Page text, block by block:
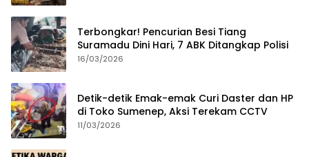
Terbongkar! Pencurian Besi Tiang
Suramadu Dini Hari, 7 ABK Ditangkap Polisi
16/03/2026
Detik-detik Emak-emak Curi Daster dan HP
di Toko Sumenep, Aksi Terekam CCTV
11/03/2026